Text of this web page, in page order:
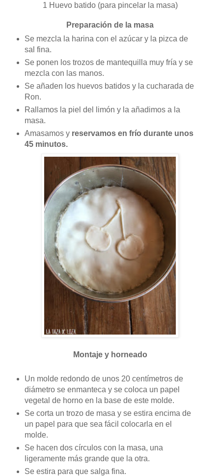
1 Huevo batido (para pincelar la masa)
Preparación de la masa
Se mezcla la harina con el azúcar y la pizca de
sal fina.
Se ponen los trozos de mantequilla muy fría y se
mezcla con las manos.
Se añaden los huevos batidos y la cucharada de
Ron.
Rallamos la piel del limón y la añadimos a la
masa.
Amasamos y reservamos en frío durante unos
45 minutos.
Montaje y horneado
Un molde redondo de unos 20 centímetros de
diámetro se enmanteca y se coloca un papel
vegetal de horno en la base de este molde.
Se corta un trozo de masa y se estira encima de
un papel para que sea fácil colocarla en el
molde.
Se hacen dos círculos con la masa, una
ligeramente más grande que la otra.
Se estira para que salga fina.